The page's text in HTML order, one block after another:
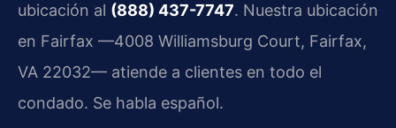
ubicación al (888) 437-7747. Nuestra ubicación
en Fairfax —4008 Williamsburg Court, Fairfax,
VA 22032— atiende a clientes en todo el
condado. Se habla español.